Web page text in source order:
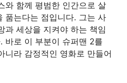
와 함께 평범한 인간으로 살
품는다는 점입니다. 그는 사
과 세상을 지켜야 하는 책임
바로 이 부분이 슈퍼맨 2를
니라 감정적인 영화로 만들어